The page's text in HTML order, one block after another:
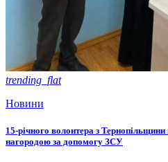
trending_flat
Новини
15-річного волонтера з
нагородою за допомогу ЗСУ